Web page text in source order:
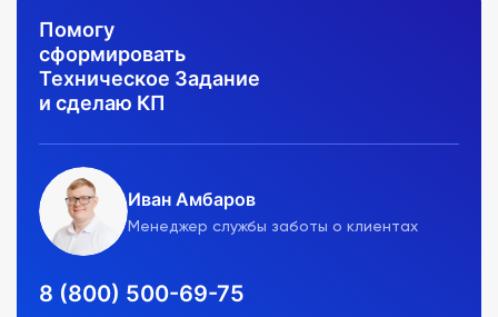
Помогу
сформировать
Техническое Задание
и сделаю КП
Иван Амбаров
Менеджер службы заботы о клиентах
8 (800) 500-69-75